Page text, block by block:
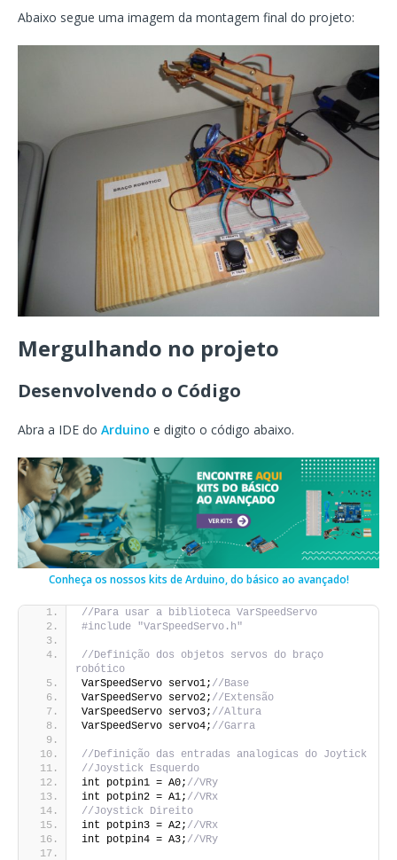
Abaixo segue uma imagem da montagem final do projeto:
Mergulhando no projeto
Desenvolvendo o Código
Abra a IDE do Arduino e digito o código abaixo.
Conheça os nossos kits de Arduino, do básico ao avançado!
//Para usar a biblioteca VarSpeedServo
#include "VarSpeedServo.h"
//Definição dos objetos servos do braço
robótico
VarSpeedServo servo1; //Base
VarSpeedServo servo2; //Extensão
VarSpeedServo servo3; //Altura
VarSpeedServo servo4; //Garra
//Definição das entradas analogicas do Joytick
//Joystick Esquerdo
int potpin1 = A0; //VRy
int potpin2 = A1; //VRx
//Joystick Direito
int potpin3 = A2; //VRx
int potpin4 = A3; //VRy